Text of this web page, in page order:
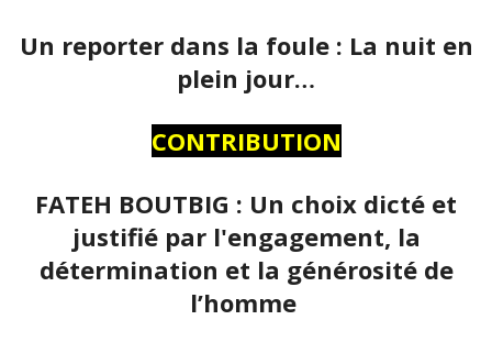
Un reporter dans la foule : La nuit en
plein jour…
CONTRIBUTION
FATEH BOUTBIG : Un choix dicté et
justifié par l'engagement, la
détermination et la générosité de
l’homme